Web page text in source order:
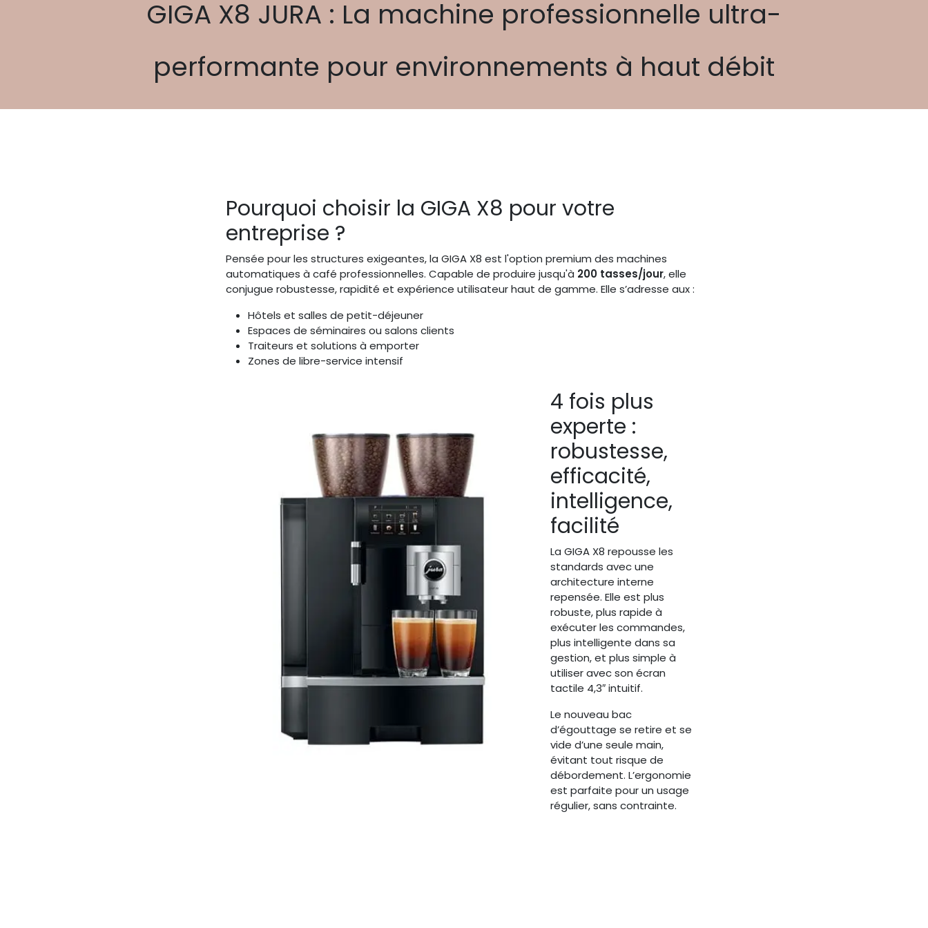
GIGA X8 JURA : La machine professionnelle ultra-
performante pour environnements à haut débit
Pourquoi choisir la GIGA X8 pour votre
entreprise ?
Pensée pour les structures exigeantes, la GIGA X8 est l'option premium des machines
automatiques à café professionnelles. Capable de produire jusqu'à 200 tasses/jour, elle
conjugue robustesse, rapidité et expérience utilisateur haut de gamme. Elle s’adresse aux :
Hôtels et salles de petit-déjeuner
Espaces de séminaires ou salons clients
Traiteurs et solutions à emporter
Zones de libre-service intensif
4 fois plus
experte :
robustesse,
efficacité,
intelligence,
facilité
La GIGA X8 repousse les
standards avec une
architecture interne
repensée. Elle est plus
robuste, plus rapide à
exécuter les commandes,
plus intelligente dans sa
gestion, et plus simple à
utiliser avec son écran
tactile 4,3″ intuitif.
Le nouveau bac
d’égouttage se retire et se
vide d’une seule main,
évitant tout risque de
débordement. L’ergonomie
est parfaite pour un usage
régulier, sans contrainte.